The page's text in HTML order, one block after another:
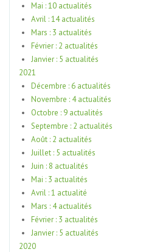
Mai : 10 actualités
Avril : 14 actualités
Mars : 3 actualités
Février : 2 actualités
Janvier : 5 actualités
2021
Décembre : 6 actualités
Novembre : 4 actualités
Octobre : 9 actualités
Septembre : 2 actualités
Août : 2 actualités
Juillet : 5 actualités
Juin : 8 actualités
Mai : 3 actualités
Avril : 1 actualité
Mars : 4 actualités
Février : 3 actualités
Janvier : 5 actualités
2020